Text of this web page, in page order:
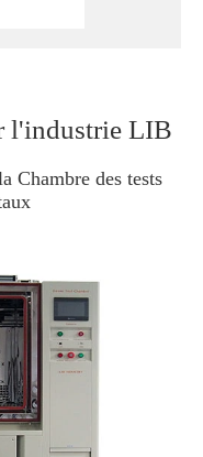
l'industrie LIB
Chambre des tests